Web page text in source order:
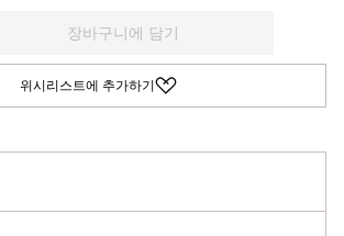
장바구니에 담기
위시리스트에 추가하기